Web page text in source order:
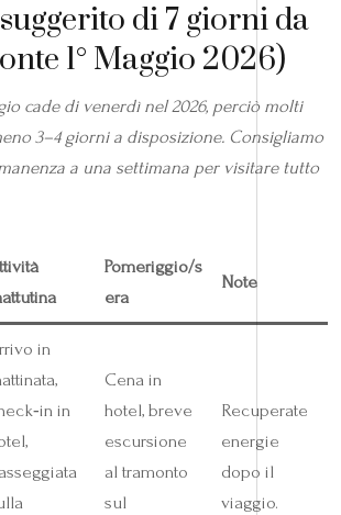
di 7 giorni da
1° Maggio 2026)
cade di venerdì nel 2026, perciò molti
3–4 giorni a disposizione. Consigliamo
a una settimana per visitare tutto
Pomeriggio/s
era
Note
in
in
Cena in
hotel, breve
escursione
al tramonto
sul
Recuperate
energie
dopo il
viaggio.